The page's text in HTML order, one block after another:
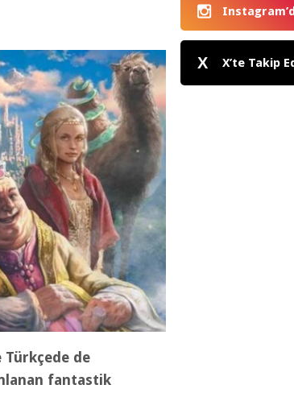
Türkçede de
fantastik
X X’te Takip